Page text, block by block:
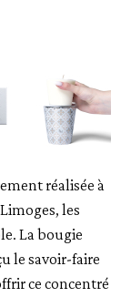
réalisée à
les
La bougie
le savoir-faire
ce concentré